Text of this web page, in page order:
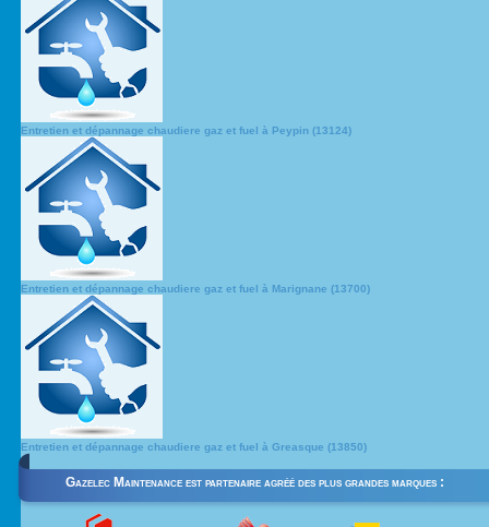
Entretien et dépannage chaudiere gaz et fuel à Peypin (13124)
Entretien et dépannage chaudiere gaz et fuel à Marignane (13700)
Entretien et dépannage chaudiere gaz et fuel à Greasque (13850)
Gazelec Maintenance est partenaire agréé des plus grandes marques :